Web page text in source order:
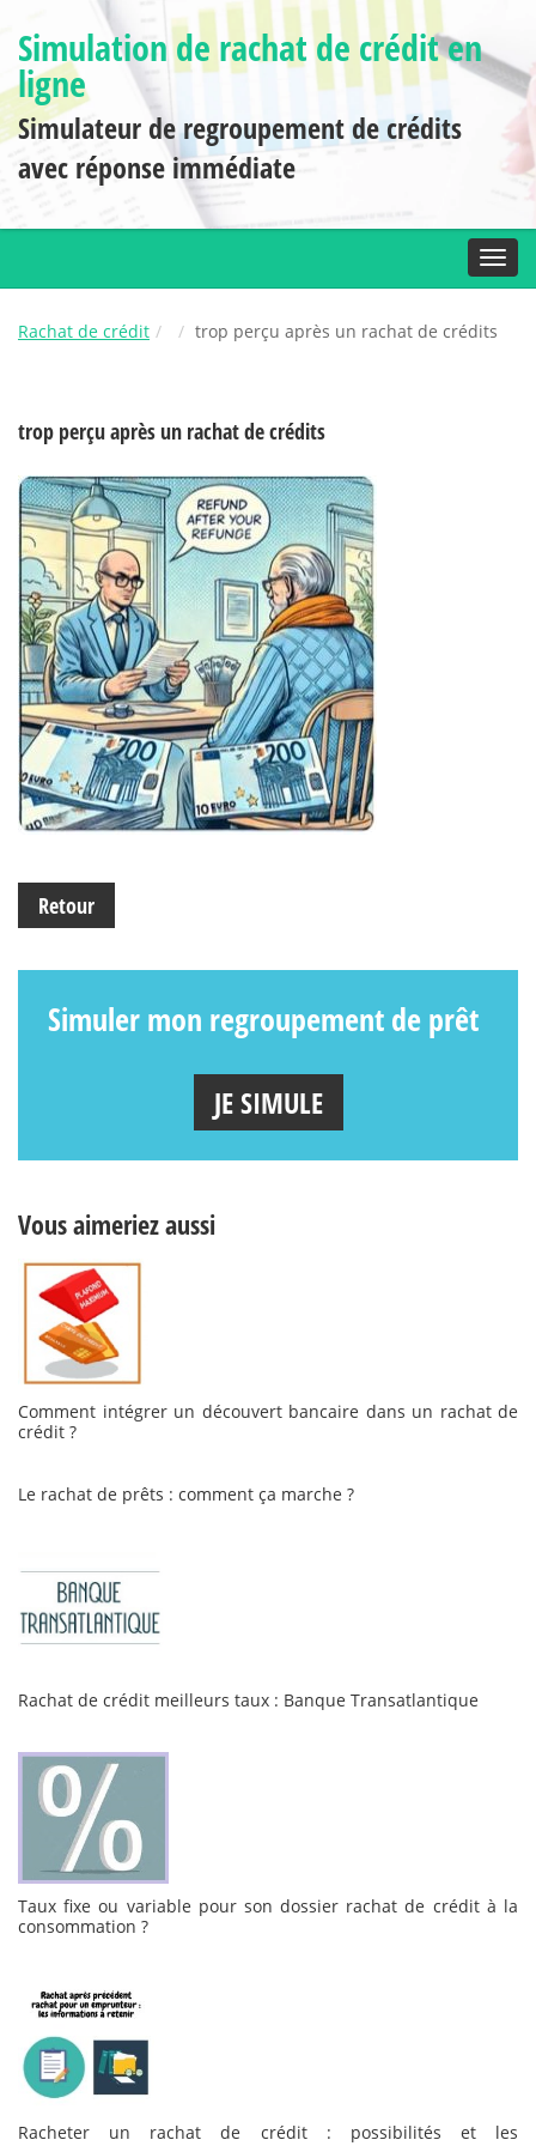
Simulation de rachat de crédit en
ligne
Simulateur de regroupement de crédits
avec réponse immédiate
Rachat de crédit trop perçu après un rachat de crédits
trop perçu après un rachat de crédits
Retour
Simuler mon regroupement de prêt
JE SIMULE
Vous aimeriez aussi
Comment intégrer un découvert bancaire dans un rachat de
crédit ?
Le rachat de prêts : comment ça marche ?
Rachat de crédit meilleurs taux : Banque Transatlantique
Taux fixe ou variable pour son dossier rachat de crédit à la
consommation ?
Racheter un rachat de crédit : possibilités et les